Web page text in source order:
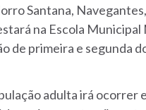
Santana,
na Escola
de primeira e segunda
adulta irá ocorrer